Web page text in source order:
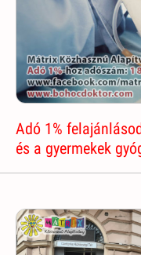
Adó 1%
és a gyermekek